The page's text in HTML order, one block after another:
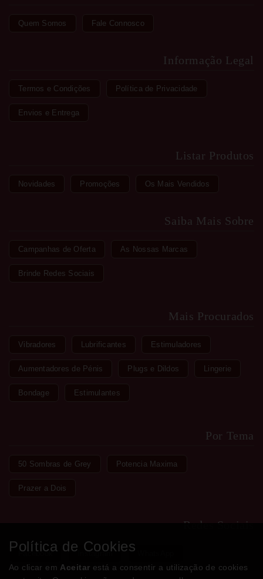
Quem Somos Fale Connosco
Informação Legal
Termos e Condições Política de Privacidade
Envios e Entrega
Listar Produtos
Novidades Promoções Os Mais Vendidos
Saiba Mais Sobre
Campanhas de Oferta As Nossas Marcas
Brinde Redes Sociais
Mais Procurados
Vibradores Lubrificantes Estimuladores
Aumentadores de Pénis Plugs e Dildos Lingerie
Bondage Estimulantes
Por Tema
50 Sombras de Grey Potencia Maxima
Prazer a Dois
Redes Sociais
Facebook Instagram
Política de Cookies
Ao clicar em Aceitar está a consentir a utilização de cookies